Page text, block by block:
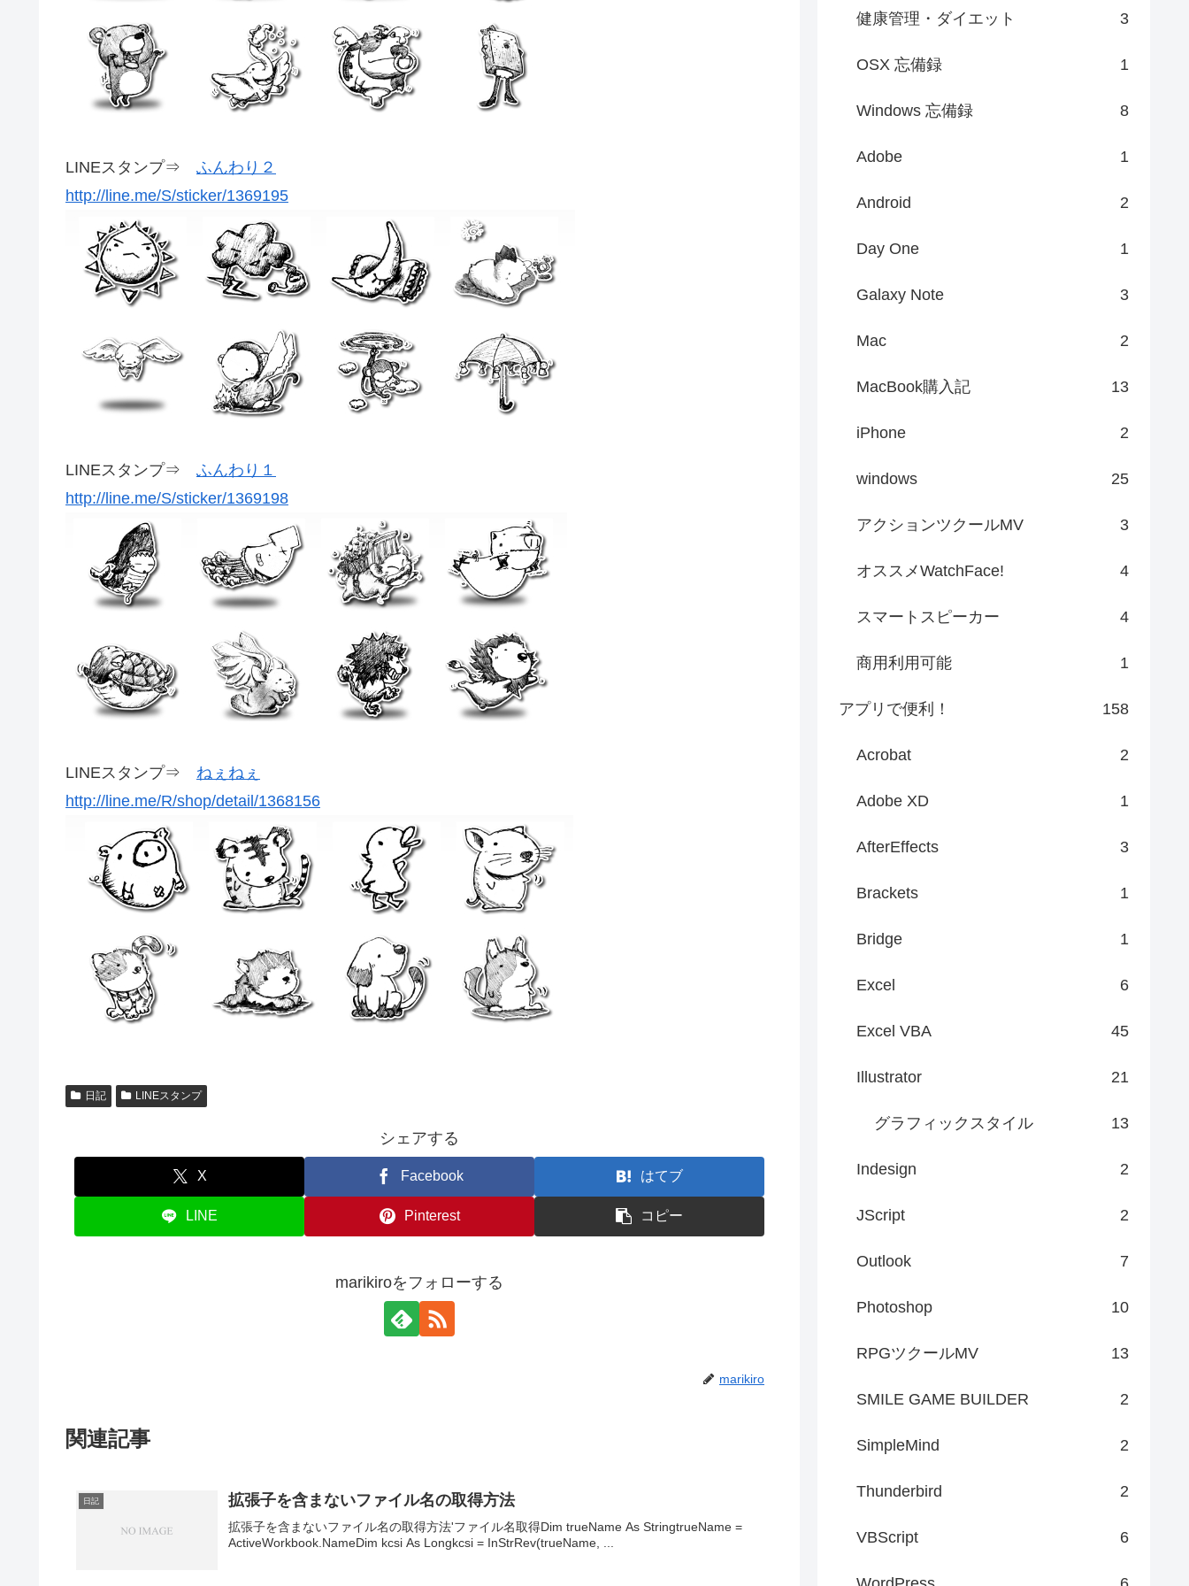
LINEスタンプ⇒ ふんわり２
http://line.me/S/sticker/1369195
LINEスタンプ⇒ ふんわり１
http://line.me/S/sticker/1369198
LINEスタンプ⇒ ねぇねぇ
http://line.me/R/shop/detail/1368156
日記 LINEスタンプ
シェアする
X Facebook はてブ
LINE Pinterest コピー
marikiroをフォローする
marikiro
関連記事
日記 拡張子を含まないファイル名の取得方法
拡張子を含まないファイル名の取得方法'ファイル名取得Dim trueName As StringtrueName =
ActiveWorkbook.NameDim kcsi As Longkcsi = InStrRev(trueName, ...
健康管理・ダイエット 3
OSX 忘備録 1
Windows 忘備録 8
Adobe 1
Android 2
Day One 1
Galaxy Note 3
Mac 2
MacBook購入記 13
iPhone 2
windows 25
アクションツクールMV 3
オススメWatchFace! 4
スマートスピーカー 4
商用利用可能 1
アプリで便利！ 158
Acrobat 2
Adobe XD 1
AfterEffects 3
Brackets 1
Bridge 1
Excel 6
Excel VBA 45
Illustrator 21
グラフィックスタイル 13
Indesign 2
JScript 2
Outlook 7
Photoshop 10
RPGツクールMV 13
SMILE GAME BUILDER 2
SimpleMind 2
Thunderbird 2
VBScript 6